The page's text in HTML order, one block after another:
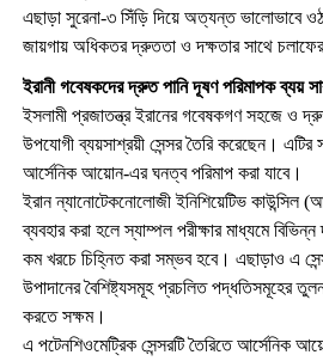
এছাড়া সুরেনা-৩ সিঁড়ি দিয়ে অত্যন্ত ভালোভাবে
জায়গায় অধিকতর দ্রুততা ও দক্ষতার সাথে
ইরানী গবেষকদের দ্রুত পানি দূষণ পরিমাপক ব্যয়
ইসলামী প্রজাতন্ত্র ইরানের গবেষকগণ সহজে ও
উপযোগী ব্যয়সাশ্রয়ী সেন্সর তৈরি করেছেন। এটির
আর্সেনিক আয়োন-এর ঘনত্ব পরিমাপ করা যাবে।
ইরান ন্যানোটেকনোলোজী ইনিশিয়েটিভ কাউন্সিল
ব্যবহার করা হলে স্যাম্পল পরীক্ষার মাধ্যমে
কম খরচে চিহ্নিত করা সম্ভব হবে। এছাড়াও এ
উপাদানের বৈশিষ্ট্যসমূহ প্রচলিত পদ্ধতিসমূহের
করতে সক্ষম।
এ পটেনশিওমেট্রিক সেন্সরটি তৈরিতে আর্সেনিক